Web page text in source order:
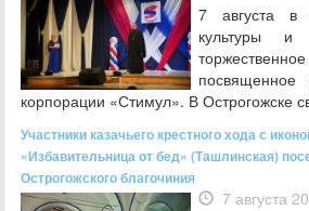
7 августа в
культуры и
корпорации «Стимул». В Острогожске
Участники казачьего крестного хода с
«Избавительница от бед» (Ташлинская)
Острогожского благочиния
7 августа